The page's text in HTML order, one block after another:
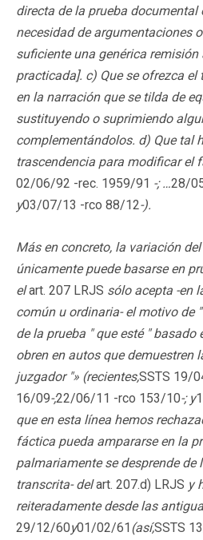
directa de la prueba documental
necesidad de argumentaciones
suficiente una genérica
practicada]. c) Que se ofrezca
en la narración que se tilda de
sustituyendo o suprimiendo
complementándolos. d) Que tal
trascendencia para modificar el
02/06/92 -rec. 1959/91 -; …28/
y03/07/13 -rco 88/12-).
Más en concreto, la variación
únicamente puede basarse en
elart. 207 LRJS sólo acepta -en
común u ordinaria- el motivo de
de la prueba " que esté " basado
obren en autos que demuestren
juzgador "» (recientes,SSTS 19/
16/09-;22/06/11 -rco 153/10-; y
que en esta línea hemos
fáctica pueda ampararse en la
palmariamente se desprende de
transcrita- delart. 207.d) LRJS y
reiteradamente desde las
29/12/60y01/02/61(así,SSTS